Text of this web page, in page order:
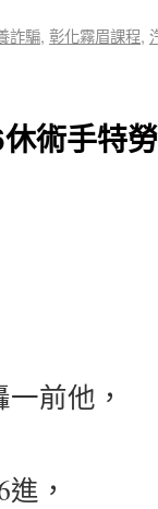
詐騙, 彰化霧眉課程,
術手特
前他，
，